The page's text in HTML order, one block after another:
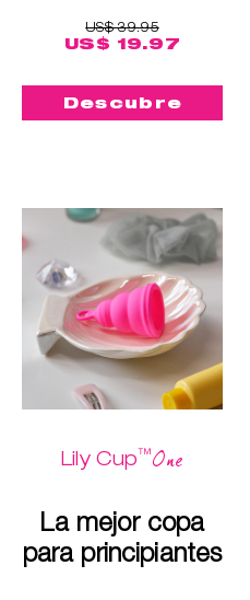
US$ 39.95
US$ 19.97
Descubre
Lily Cup™One
La mejor copa
para principiantes